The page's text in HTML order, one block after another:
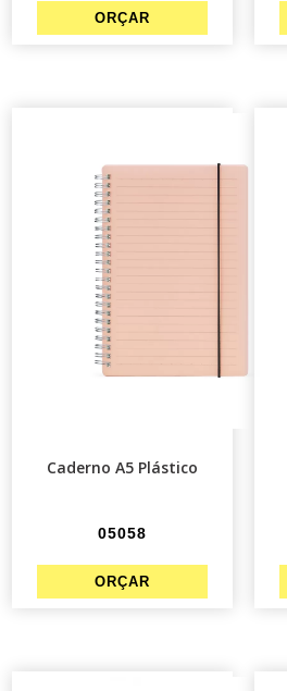
Caderno A5 Plástico
05058